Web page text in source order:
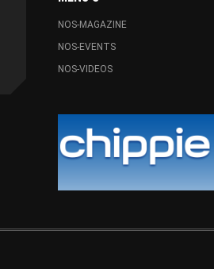
NOS-MAGAZINE
NOS-EVENTS
NOS-VIDEOS